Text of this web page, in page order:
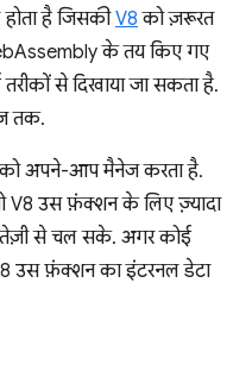
है जिसकीV8 को ज़रूरत
के तय किए गए
से दिखाया जा सकता है.
तक.
को अपने-आप मैनेज करता है.
V8 उस फ़ंक्शन के लिए ज़्यादा
तेज़ी से चल सके. अगर कोई
उस फ़ंक्शन का इंटरनल डेटा